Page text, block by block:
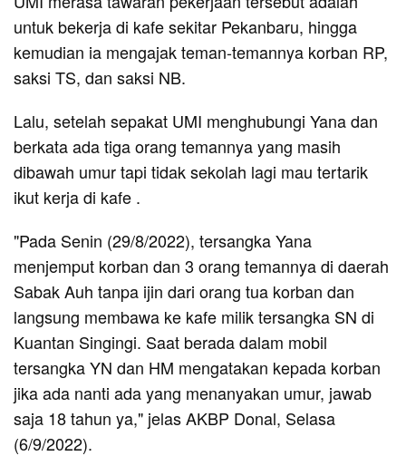
untuk bekerja di kafe sekitar Pekanbaru, hingga
kemudian ia mengajak teman-temannya korban RP,
saksi TS, dan saksi NB.
Lalu, setelah sepakat UMI menghubungi Yana dan
berkata ada tiga orang temannya yang masih
dibawah umur tapi tidak sekolah lagi mau tertarik
ikut kerja di kafe .
"Pada Senin (29/8/2022), tersangka Yana
menjemput korban dan 3 orang temannya di daerah
Sabak Auh tanpa ijin dari orang tua korban dan
langsung membawa ke kafe milik tersangka SN di
Kuantan Singingi. Saat berada dalam mobil
tersangka YN dan HM mengatakan kepada korban
jika ada nanti ada yang menanyakan umur, jawab
saja 18 tahun ya," jelas AKBP Donal, Selasa
(6/9/2022).